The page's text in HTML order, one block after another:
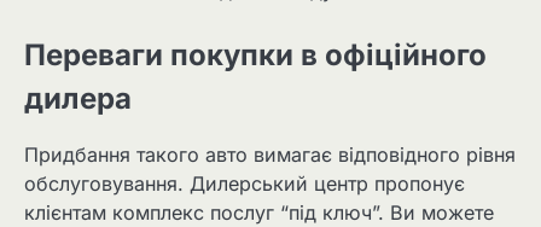
Переваги покупки в офіційного
дилера
Придбання такого авто вимагає відповідного рівня
обслуговування. Дилерський центр пропонує
клієнтам комплекс послуг “під ключ”. Ви можете